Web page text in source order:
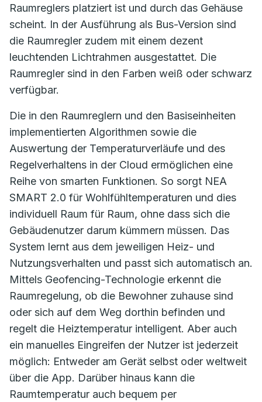
Raumreglers platziert ist und durch das Gehäuse
scheint. In der Ausführung als Bus-Version sind
die Raumregler zudem mit einem dezent
leuchtenden Lichtrahmen ausgestattet. Die
Raumregler sind in den Farben weiß oder schwarz
verfügbar.
Die in den Raumreglern und den Basiseinheiten
implementierten Algorithmen sowie die
Auswertung der Temperaturverläufe und des
Regelverhaltens in der Cloud ermöglichen eine
Reihe von smarten Funktionen. So sorgt NEA
SMART 2.0 für Wohlfühltemperaturen und dies
individuell Raum für Raum, ohne dass sich die
Gebäudenutzer darum kümmern müssen. Das
System lernt aus dem jeweiligen Heiz- und
Nutzungsverhalten und passt sich automatisch an.
Mittels Geofencing-Technologie erkennt die
Raumregelung, ob die Bewohner zuhause sind
oder sich auf dem Weg dorthin befinden und
regelt die Heiztemperatur intelligent. Aber auch
ein manuelles Eingreifen der Nutzer ist jederzeit
möglich: Entweder am Gerät selbst oder weltweit
über die App. Darüber hinaus kann die
Raumtemperatur auch bequem per